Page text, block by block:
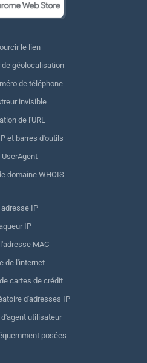
le lien
de géolocalisation
de téléphone
invisible
de l'URL
et barres d'outils
UserAgent
domaine WHOIS
adresse IP
IP
MAC
de l'internet
cartes de crédit
d'adresses IP
utilisateur
posées